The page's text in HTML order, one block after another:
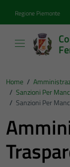
Regione Piemonte
Home /
/ Sanzioni Per
/ Sanzioni Per